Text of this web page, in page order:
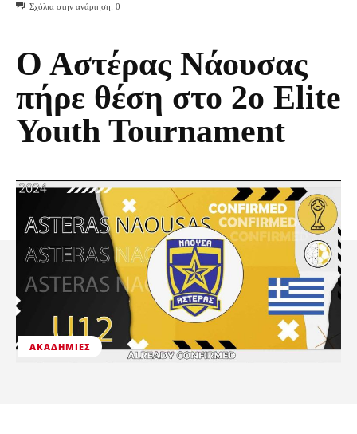
Σχόλια στην ανάρτηση: 0
Ο Αστέρας Νάουσας
πήρε θέση στο 2ο Elite
Youth Tournament
ΑΚΑΔΗΜΊΕΣ